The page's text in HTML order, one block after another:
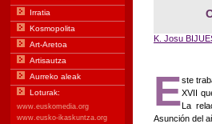
K. Josu
Este
XVII
La
Asunción del